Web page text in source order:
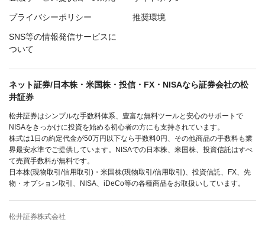
プライバシーポリシー 推奨環境
SNS等の情報発信サービスに
ついて
ネット証券/日本株・米国株・投信・FX・NISAなら証券会社の松
井証券
松井証券はシンプルな手数料体系、豊富な無料ツールと安心のサポートで
NISAをきっかけに投資を始める初心者の方にも支持されています。
株式は1日の約定代金が50万円以下なら手数料0円、その他商品の手数料も業
界最安水準でご提供しています。NISAでの日本株、米国株、投資信託はすべ
て売買手数料が無料です。
日本株(現物取引/信用取引)・米国株(現物取引/信用取引)、投資信託、FX、先
物・オプション取引、NISA、iDeCo等の各種商品をお取扱いしています。
松井証券株式会社